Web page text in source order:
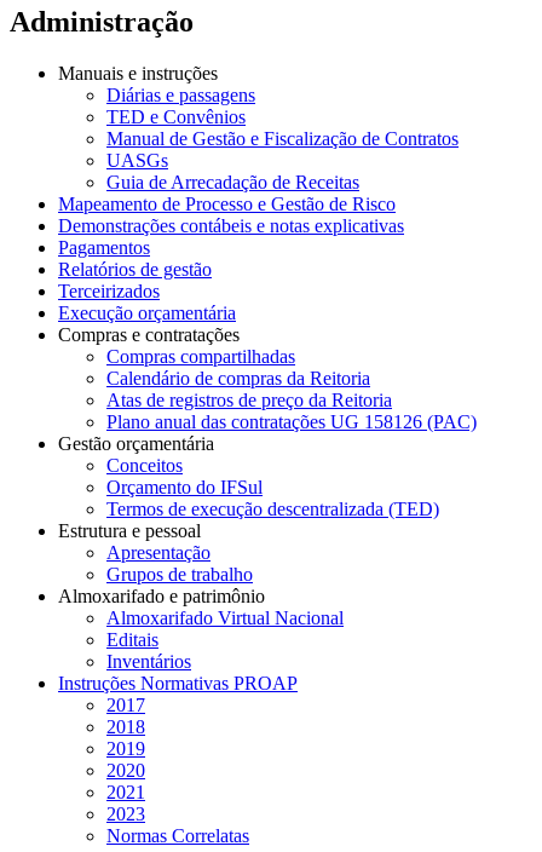
Administração
Manuais e instruções
Diárias e passagens
TED e Convênios
Manual de Gestão e Fiscalização de Contratos
UASGs
Guia de Arrecadação de Receitas
Mapeamento de Processo e Gestão de Risco
Demonstrações contábeis e notas explicativas
Pagamentos
Relatórios de gestão
Terceirizados
Execução orçamentária
Compras e contratações
Compras compartilhadas
Calendário de compras da Reitoria
Atas de registros de preço da Reitoria
Plano anual das contratações UG 158126 (PAC)
Gestão orçamentária
Conceitos
Orçamento do IFSul
Termos de execução descentralizada (TED)
Estrutura e pessoal
Apresentação
Grupos de trabalho
Almoxarifado e patrimônio
Almoxarifado Virtual Nacional
Editais
Inventários
Instruções Normativas PROAP
2017
2018
2019
2020
2021
2023
Normas Correlatas